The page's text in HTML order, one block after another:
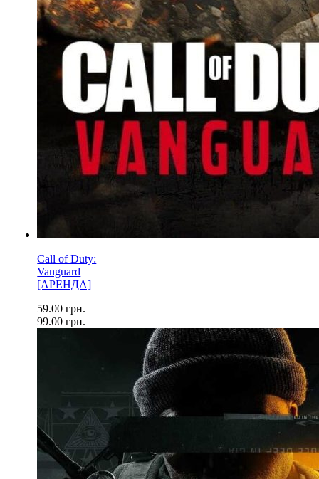
Call of Duty:
Vanguard
[АРЕНДА]
59.00грн. –
99.00грн.